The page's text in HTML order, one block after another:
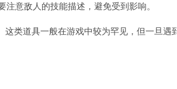
意敌人的技能描述，避免受到影响。
类道具一般在游戏中较为罕见，但一旦遇